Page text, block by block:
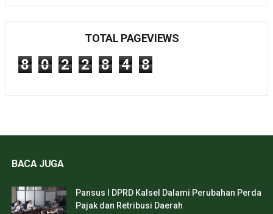
TOTAL PAGEVIEWS
8 0 2 2 8 4 8
BACA JUGA
Pansus I DPRD Kalsel Dalami Perubahan Perda
Pajak dan Retribusi Daerah